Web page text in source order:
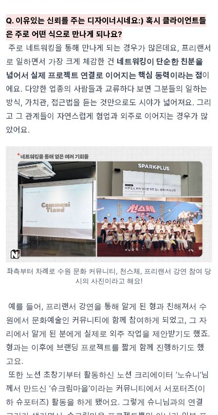
Q. 이유있는 신뢰를 주는 디자이너시네요:) 혹시 클라이언트들
은 주로 어떤 식으로 만나게 되나요?
주로 네트워킹을 통해 만나게 되는 경우가 많은데요, 프리랜서
로 일하면서 가장 크게 체감한 건 네트워킹이 단순한 친분을
넘어서 실제 프로젝트 연결로 이어지는 핵심 동력이라는 점이
에요. 다양한 업종의 사람들과 교류하다 보면 그분들의 일하는
방식, 가치관, 접근법을 듣는 것만으로도 시야가 넓어져요. 그리
고 그 관계들이 자연스럽게 협업과 외주로 이어지는 경우가 많
았어요.
좌측부터 차례로 수원 문화 커뮤니티, 천스체, 프리랜서 강연 참여 당
시의 사진이라고 해요!
예를 들어, 프리랜서 강연을 통해 알게 된 형과 친해져서 수
원에서 문화예술인 커뮤니티에 함께 참여하게 되었고, 그 자
리에서 알게 된 분에게 실제로 외주 작업을 제안받기도 했죠.
형과는 이후에 브랜딩 프로젝트를 짧게 함께 진행하기도 했
고요.
또한 노션 초창기부터 활동하신 노션 크리에이터 ‘노슈니’님
께서 만드신 ‘슈크림마을’이라는 커뮤니티에서 서포터즈(이
하 슈포터즈) 활동을 하게 됐어요. 그렇게 슈니님과의 연결